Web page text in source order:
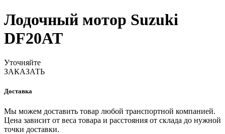
Лодочный мотор Suzuki
DF20AT
Уточняйте
ЗАКАЗАТЬ
Доставка
Мы можем доставить товар любой транспортной компанией.
Цена зависит от веса товара и расстояния от склада до нужной
точки доставки.